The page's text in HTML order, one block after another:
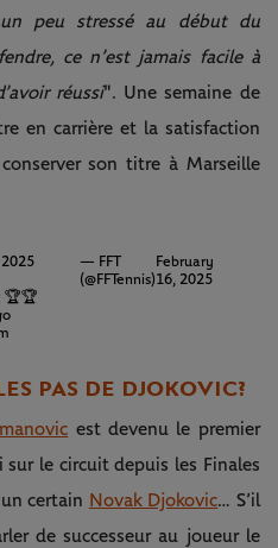
peu stressé au début du
ce n’est jamais facile à
réussi". Une semaine de
en carrière et la satisfaction
son titre à Marseille
🏆🏆
— FFT
(@FFTennis)
February
16, 2025
PAS DE DJOKOVIC ?
est devenu le premier
le circuit depuis les Finales
certain Novak Djokovic… S’il
de successeur au joueur le